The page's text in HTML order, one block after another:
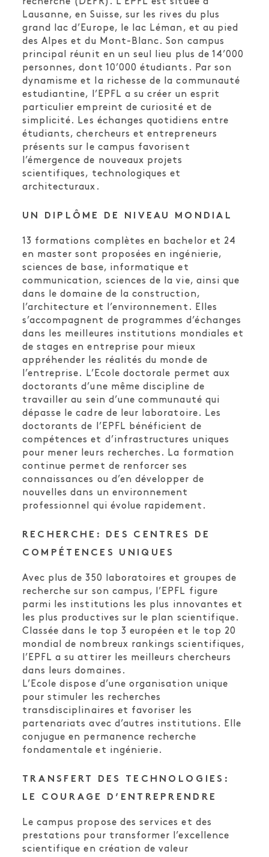
Lausanne, en Suisse, sur les rives du plus
grand lac d’Europe, le lac Léman, et au pied
des Alpes et du Mont-Blanc. Son campus
principal réunit en un seul lieu plus de 14’000
personnes, dont 10’000 étudiants. Par son
dynamisme et la richesse de la communauté
estudiantine, l’EPFL a su créer un esprit
particulier empreint de curiosité et de
simplicité. Les échanges quotidiens entre
étudiants, chercheurs et entrepreneurs
présents sur le campus favorisent
l’émergence de nouveaux projets
scientifiques, technologiques et
architecturaux.
UN DIPLÔME DE NIVEAU MONDIAL
13 formations complètes en bachelor et 24
en master sont proposées en ingénierie,
sciences de base, informatique et
communication, sciences de la vie, ainsi que
dans le domaine de la construction,
l’architecture et l’environnement. Elles
s’accompagnent de programmes d’échanges
dans les meilleures institutions mondiales et
de stages en entreprise pour mieux
appréhender les réalités du monde de
l’entreprise. L’Ecole doctorale permet aux
doctorants d’une même discipline de
travailler au sein d’une communauté qui
dépasse le cadre de leur laboratoire. Les
doctorants de l’EPFL bénéficient de
compétences et d’infrastructures uniques
pour mener leurs recherches. La formation
continue permet de renforcer ses
connaissances ou d’en développer de
nouvelles dans un environnement
professionnel qui évolue rapidement.
RECHERCHE: DES CENTRES DE
COMPÉTENCES UNIQUES
Avec plus de 350 laboratoires et groupes de
recherche sur son campus, l’EPFL figure
parmi les institutions les plus innovantes et
les plus productives sur le plan scientifique.
Classée dans le top 3 européen et le top 20
mondial de nombreux rankings scientifiques,
l’EPFL a su attirer les meilleurs chercheurs
dans leurs domaines.
L’Ecole dispose d’une organisation unique
pour stimuler les recherches
transdisciplinaires et favoriser les
partenariats avec d’autres institutions. Elle
conjugue en permanence recherche
fondamentale et ingénierie.
TRANSFERT DES TECHNOLOGIES:
LE COURAGE D’ENTREPRENDRE
Le campus propose des services et des
prestations pour transformer l’excellence
scientifique en création de valeur